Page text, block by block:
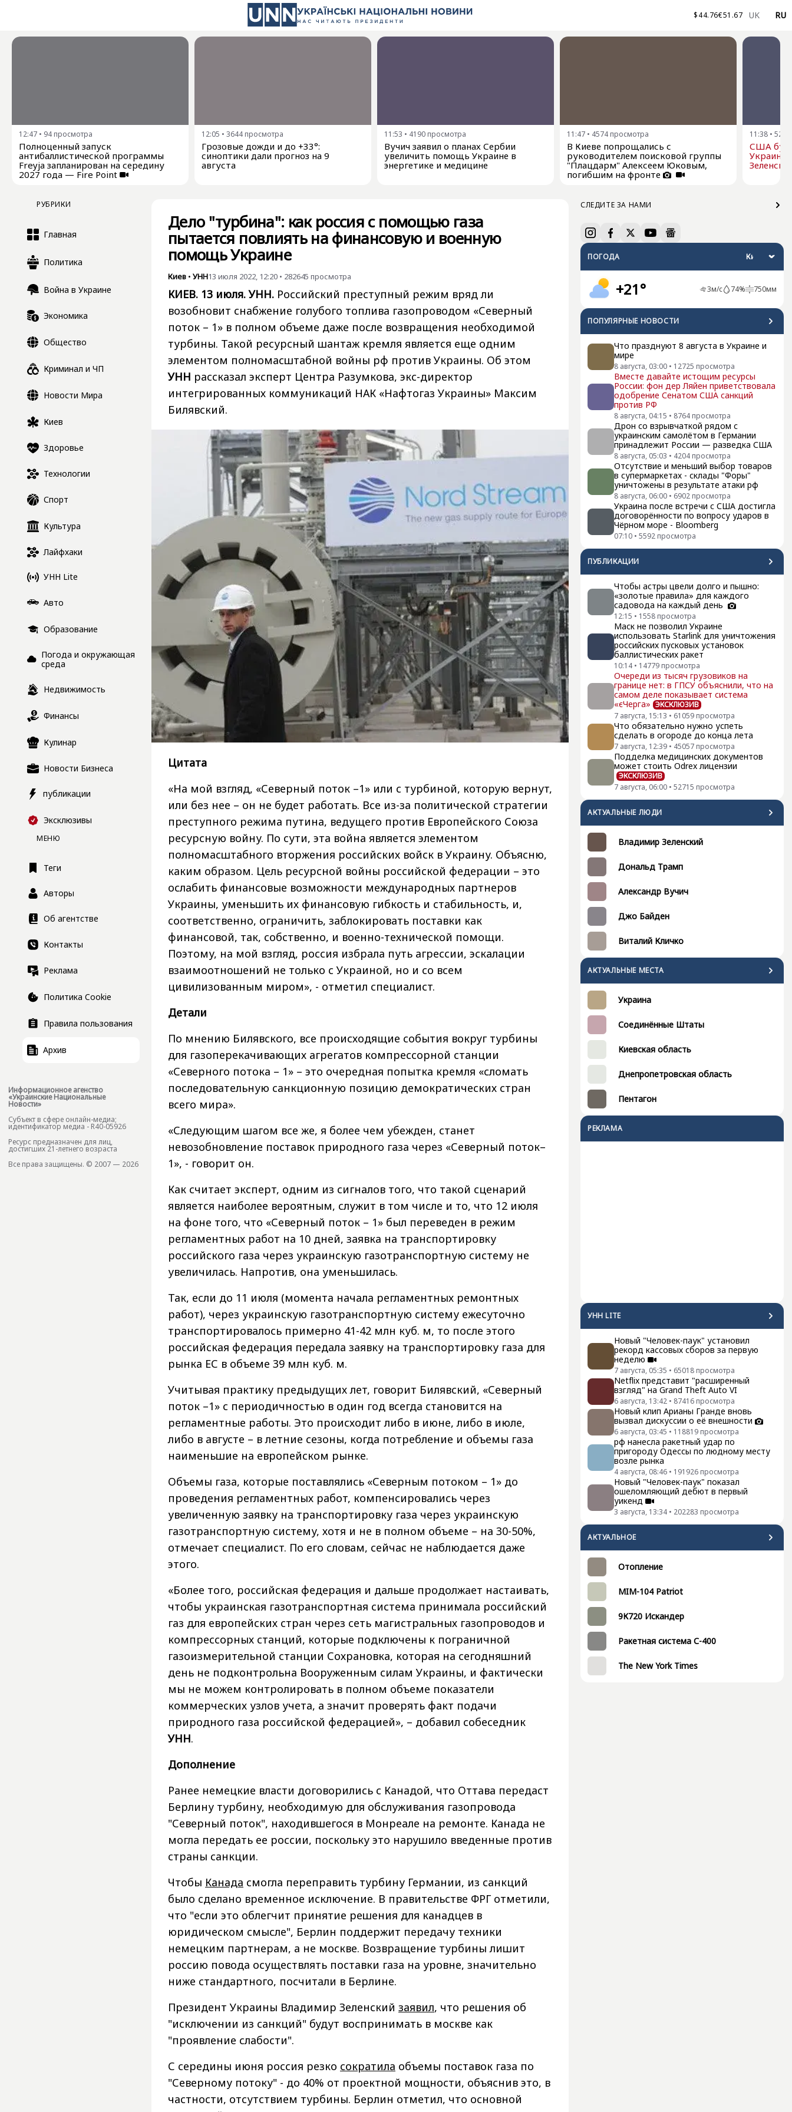
$44.76€51.67 UK RU
12:47 • 94 просмотра
Полноценный запуск
антибаллистической программы
Freyja запланирован на середину
2027 года — Fire Point
12:05 • 3644 просмотра
Грозовые дожди и до +33°:
синоптики дали прогноз на 9
августа
11:53 • 4190 просмотра
Вучич заявил о планах Сербии
увеличить помощь Украине в
энергетике и медицине
11:47 • 4574 просмотра
В Киеве попрощались с
руководителем поисковой группы
"Плацдарм" Алексеем Юковым,
погибшим на фронте
11:38 • 5232
США
Украине
РУБРИКИ
Главная
Политика
Война в Украине
Экономика
Общество
Криминал и ЧП
Новости Мира
Киев
Здоровье
Технологии
Спорт
Культура
Лайфхаки
УНН Lite
Авто
Образование
Погода и окружающая
среда
Недвижимость
Финансы
Кулинар
Новости Бизнеса
публикации
Эксклюзивы
МЕНЮ
Теги
Авторы
Об агентстве
Контакты
Реклама
Политика Cookie
Правила пользования
Архив
Информационное агенство
«Украинские Национальные
Новости»
Субъект в сфере онлайн-медиа;
идентификатор медиа - R40-05926
Ресурс предназначен для лиц,
достигших 21-летнего возраста
Все права защищены. © 2007 — 2026
СЛЕДИТЕ ЗА НАМИ
ПОГОДА
+21° 3м/с 74% 750мм
ПОПУЛЯРНЫЕ НОВОСТИ
Что празднуют 8 августа в Украине и
мире
8 августа, 03:00 • 12725 просмотра
Вместе давайте истощим ресурсы
России: фон дер Ляйен приветствовала
одобрение Сенатом США санкций
против РФ
8 августа, 04:15 • 8764 просмотра
Дрон со взрывчаткой рядом с
украинским самолётом в Германии
принадлежит России — разведка США
8 августа, 05:03 • 4204 просмотра
Отсутствие и меньший выбор товаров
в супермаркетах - склады "Форы"
уничтожены в результате атаки рф
8 августа, 06:00 • 6902 просмотра
Украина после встречи с США достигла
договорённости по вопросу ударов в
Чёрном море - Bloomberg
07:10 • 5592 просмотра
ПУБЛИКАЦИИ
Чтобы астры цвели долго и пышно:
«золотые правила» для каждого
садовода на каждый день
12:15 • 1558 просмотра
Маск не позволил Украине
использовать Starlink для уничтожения
российских пусковых установок
баллистических ракет
10:14 • 14779 просмотра
Очереди из тысяч грузовиков на
границе нет: в ГПСУ объяснили, что на
самом деле показывает система
«єЧерга» ЭКСКЛЮЗИВ
7 августа, 15:13 • 61059 просмотра
Что обязательно нужно успеть
сделать в огороде до конца лета
7 августа, 12:39 • 45057 просмотра
Подделка медицинских документов
может стоить Odrex лицензии
ЭКСКЛЮЗИВ
7 августа, 06:00 • 52715 просмотра
АКТУАЛЬНЫЕ ЛЮДИ
Владимир Зеленский
Дональд Трамп
Александр Вучич
Джо Байден
Виталий Кличко
АКТУАЛЬНЫЕ МЕСТА
Украина
Соединённые Штаты
Киевская область
Днепропетровская область
Пентагон
РЕКЛАМА
УНН LITE
Новый "Человек-паук" установил
рекорд кассовых сборов за первую
неделю
7 августа, 05:35 • 65018 просмотра
Netflix представит "расширенный
взгляд" на Grand Theft Auto VI
6 августа, 13:42 • 87416 просмотра
Новый клип Арианы Гранде вновь
вызвал дискуссии о её внешности
6 августа, 03:45 • 118819 просмотра
рф нанесла ракетный удар по
пригороду Одессы по людному месту
возле рынка
4 августа, 08:46 • 191926 просмотра
Новый "Человек-паук" показал
ошеломляющий дебют в первый
уикенд
3 августа, 13:34 • 202283 просмотра
АКТУАЛЬНОЕ
Отопление
MIM-104 Patriot
9К720 Искандер
Ракетная система С-400
The New York Times
Дело "турбина": как россия с помощью газа
пытается повлиять на финансовую и военную
помощь Украине
Киев • УНН13 июля 2022, 12:20 • 282645 просмотра
КИЕВ. 13 июля. УНН. Российский преступный режим вряд ли
возобновит снабжение голубого топлива газопроводом «Северный
поток – 1» в полном объеме даже после возвращения необходимой
турбины. Такой ресурсный шантаж кремля является еще одним
элементом полномасштабной войны рф против Украины. Об этом
УНН рассказал эксперт Центра Разумкова, экс-директор
интегрированных коммуникаций НАК «Нафтогаз Украины» Максим
Билявский.
Цитата
«На мой взгляд, «Северный поток –1» или с турбиной, которую вернут,
или без нее – он не будет работать. Все из-за политической стратегии
преступного режима путина, ведущего против Европейского Союза
ресурсную войну. По сути, эта война является элементом
полномасштабного вторжения российских войск в Украину. Объясню,
каким образом. Цель ресурсной войны российской федерации – это
ослабить финансовые возможности международных партнеров
Украины, уменьшить их финансовую гибкость и стабильность, и,
соответственно, ограничить, заблокировать поставки как
финансовой, так, собственно, и военно-технической помощи.
Поэтому, на мой взгляд, россия избрала путь агрессии, эскалации
взаимоотношений не только с Украиной, но и со всем
цивилизованным миром», - отметил специалист.
Детали
По мнению Билявского, все происходящие события вокруг турбины
для газоперекачивающих агрегатов компрессорной станции
«Северного потока – 1» – это очередная попытка кремля «сломать
последовательную санкционную позицию демократических стран
всего мира».
«Следующим шагом все же, я более чем убежден, станет
невозобновление поставок природного газа через «Северный поток–
1», - говорит он.
Как считает эксперт, одним из сигналов того, что такой сценарий
является наиболее вероятным, служит в том числе и то, что 12 июля
на фоне того, что «Северный поток – 1» был переведен в режим
регламентных работ на 10 дней, заявка на транспортировку
российского газа через украинскую газотранспортную систему не
увеличилась. Напротив, она уменьшилась.
Так, если до 11 июля (момента начала регламентных ремонтных
работ), через украинскую газотранспортную систему ежесуточно
транспортировалось примерно 41-42 млн куб. м, то после этого
российская федерация передала заявку на транспортировку газа для
рынка ЕС в объеме 39 млн куб. м.
Учитывая практику предыдущих лет, говорит Билявский, «Северный
поток –1» с периодичностью в один год всегда становится на
регламентные работы. Это происходит либо в июне, либо в июле,
либо в августе – в летние сезоны, когда потребление и объемы газа
наименьшие на европейском рынке.
Объемы газа, которые поставлялись «Северным потоком – 1» до
проведения регламентных работ, компенсировались через
увеличенную заявку на транспортировку газа через украинскую
газотранспортную систему, хотя и не в полном объеме – на 30-50%,
отмечает специалист. По его словам, сейчас не наблюдается даже
этого.
«Более того, российская федерация и дальше продолжает настаивать,
чтобы украинская газотранспортная система принимала российский
газ для европейских стран через сеть магистральных газопроводов и
компрессорных станций, которые подключены к пограничной
газоизмерительной станции Сохрановка, которая на сегодняшний
день не подконтрольна Вооруженным силам Украины, и фактически
мы не можем контролировать в полном объеме показатели
коммерческих узлов учета, а значит проверять факт подачи
природного газа российской федерацией», – добавил собеседник
УНН.
Дополнение
Ранее немецкие власти договорились с Канадой, что Оттава передаст
Берлину турбину, необходимую для обслуживания газопровода
"Северный поток", находившегося в Монреале на ремонте. Канада не
могла передать ее россии, поскольку это нарушило введенные против
страны санкции.
Чтобы Канада смогла переправить турбину Германии, из санкций
было сделано временное исключение. В правительстве ФРГ отметили,
что "если это облегчит принятие решения для канадцев в
юридическом смысле", Берлин поддержит передачу техники
немецким партнерам, а не москве. Возвращение турбины лишит
россию повода осуществлять поставки газа на уровне, значительно
ниже стандартного, посчитали в Берлине.
Президент Украины Владимир Зеленский заявил, что решения об
"исключении из санкций" будут воспринимать в москве как
"проявление слабости".
С середины июня россия резко сократила объемы поставок газа по
"Северному потоку" - до 40% от проектной мощности, объяснив это, в
частности, отсутствием турбины. Берлин отметил, что основной